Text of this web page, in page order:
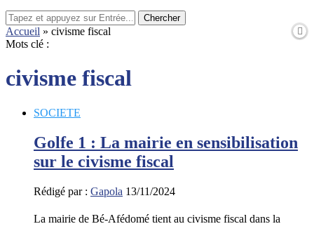
Chercher
Accueil » civisme fiscal
Mots clé :
civisme fiscal
SOCIETE
Golfe 1 : La mairie en sensibilisation
sur le civisme fiscal
Rédigé par : Gapola 13/11/2024
La mairie de Bé-Afédomé tient au civisme fiscal dans la